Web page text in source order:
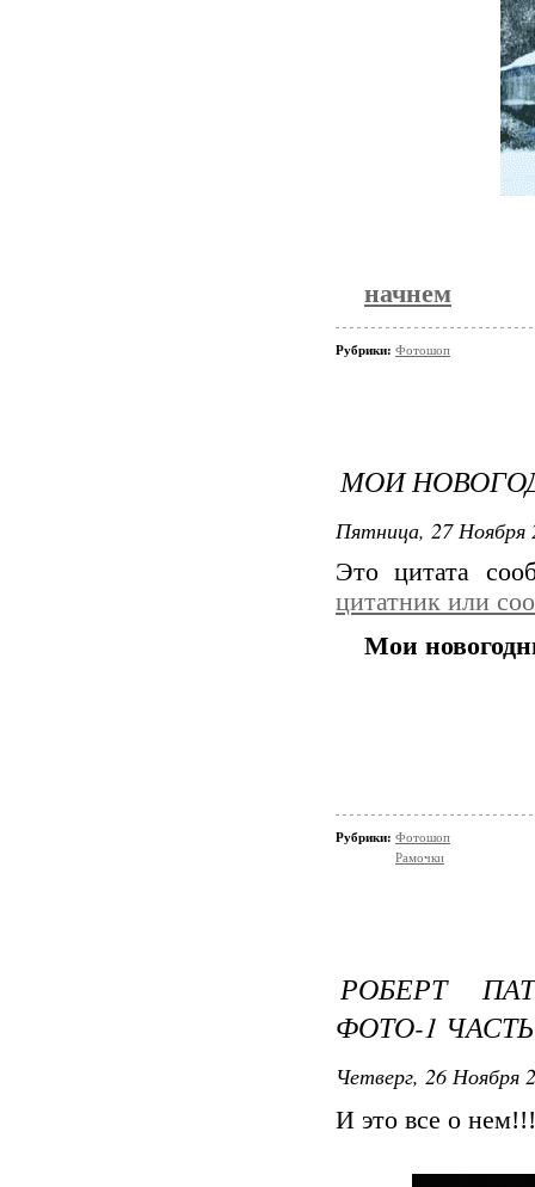
начнем
Рубрики: Фотошоп
МОИ
Пятница, 27 Ноября
Это цитата
цитатник или
Мои
Рубрики: Фотошоп
Рамочки
РОБЕРТ
ФОТО-1 ЧАСТЬ
Четверг, 26 Ноября
И это все о нем!!!